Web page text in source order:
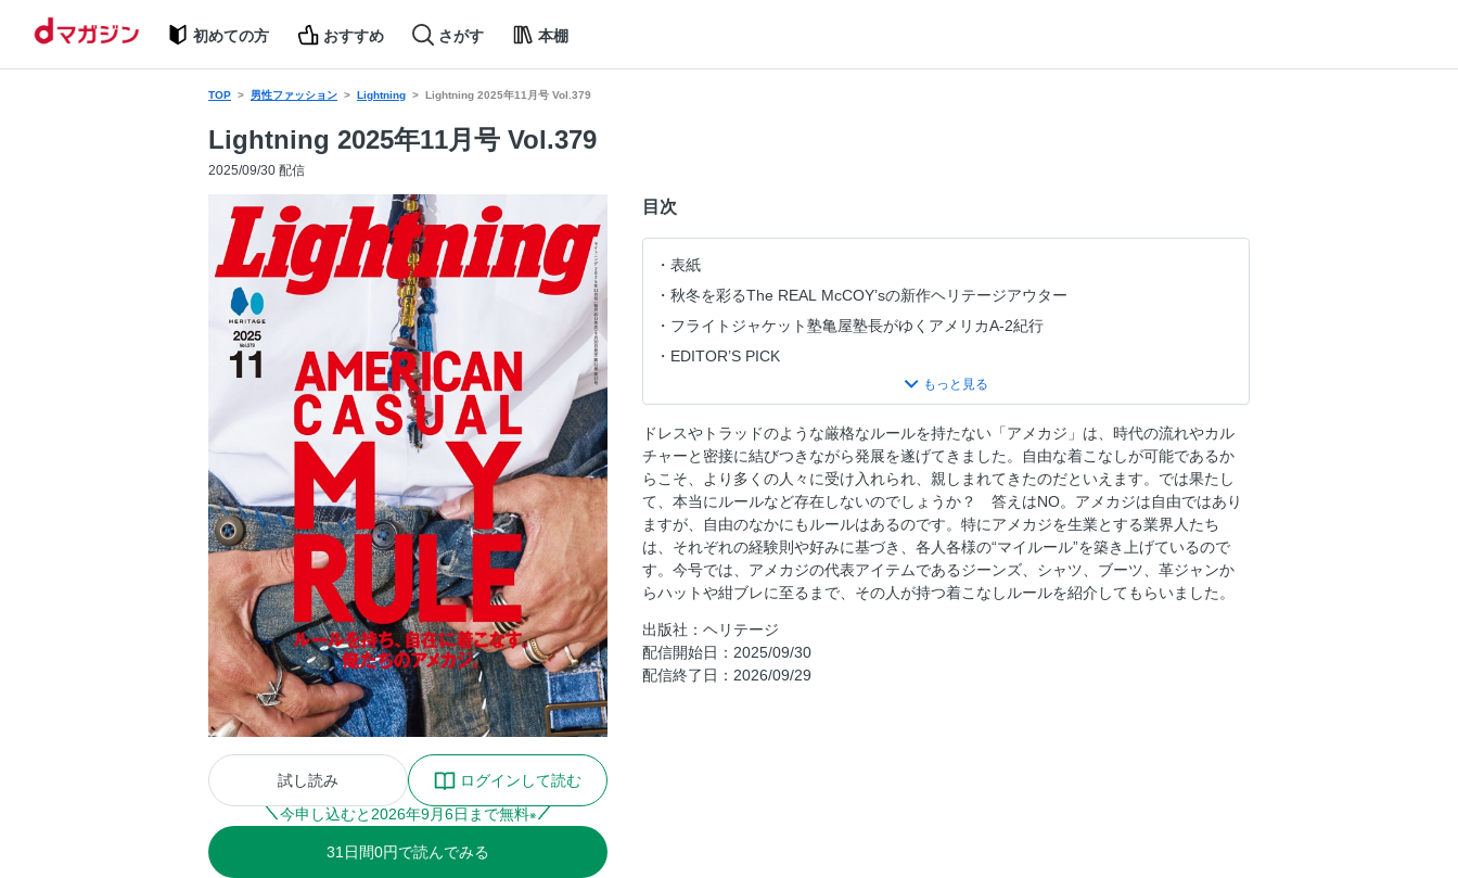
初めての方 おすすめ さがす 本棚
TOP 男性ファッション Lightning Lightning 2025年11月号 Vol.379
Lightning 2025年11月号 Vol.379
2025/09/30 配信
試し読み
ログインして読む
今申し込むと 2026年9月6日まで無料※
31 日間0円で読んでみる
目次
表紙
秋冬を彩るThe REAL McCOY’sの新作ヘリテージアウター
フライトジャケット塾亀屋塾長がゆくアメリカA-2紀行
EDITOR’S PICK
WAREHOUSE ＆ CO.AUTHENTIC PRODUCTS
pure blue japan INDIGO通信
カルロス西の一歩先ゆくアメカジコーディネイト
SHIP JOHN STORIES
FIRST ARROW’sのPOP UP SNAP
モヒカン小川の茶芯サロン
こうしてボクらはオーナーになった
SLICK RIDES
ドレスやトラッドのような厳格なルールを持たない「アメカジ」は、時代の流れやカル
チャーと密接に結びつきながら発展を遂げてきました。自由な着こなしが可能であるか
らこそ、より多くの人々に受け入れられ、親しまれてきたのだといえます。では果たし
て、本当にルールなど存在しないのでしょうか？ 答えはNO。アメカジは自由ではあり
ますが、自由のなかにもルールはあるのです。特にアメカジを生業とする業界人たち
は、それぞれの経験則や好みに基づき、各人各様の“マイルール”を築き上げているので
す。今号では、アメカジの代表アイテムであるジーンズ、シャツ、ブーツ、革ジャンか
らハットや紺ブレに至るまで、その人が持つ着こなしルールを紹介してもらいました。
出版社：ヘリテージ
配信開始日：2025/09/30
配信終了日：2026/09/29